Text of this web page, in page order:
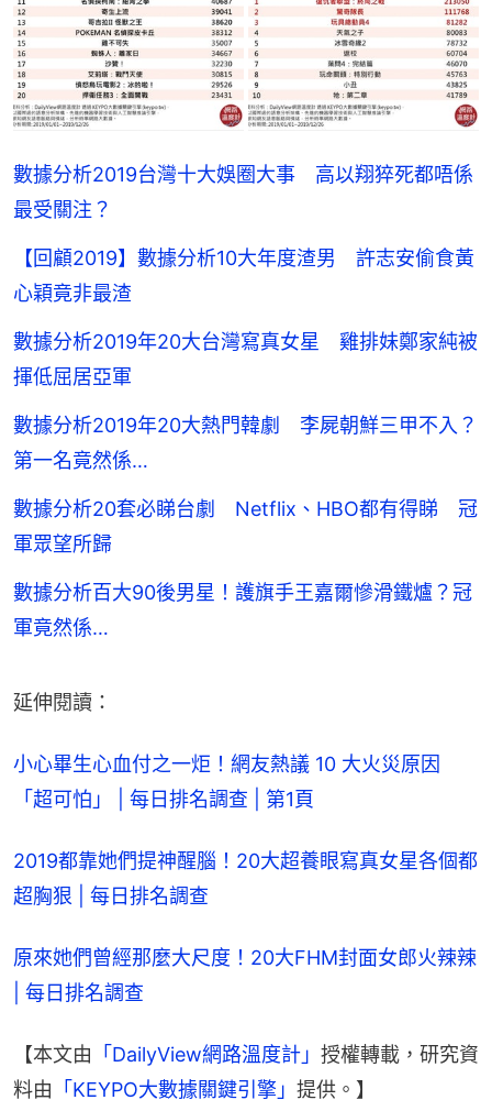
數據分析2019台灣十大娛圈大事 高以翔猝死都唔係
最受關注？
【回顧2019】數據分析10大年度渣男 許志安偷食黃
心穎竟非最渣
數據分析2019年20大台灣寫真女星 雞排妹鄭家純被
揮低屈居亞軍
數據分析2019年20大熱門韓劇 李屍朝鮮三甲不入？
第一名竟然係…
數據分析20套必睇台劇 Netflix、HBO都有得睇 冠
軍眾望所歸
數據分析百大90後男星！護旗手王嘉爾慘滑鐵爐？冠
軍竟然係…
延伸閱讀：
小心畢生心血付之一炬！網友熱議 10 大火災原因
「超可怕」 | 每日排名調查 | 第1頁
2019都靠她們提神醒腦！20大超養眼寫真女星各個都
超胸狠 | 每日排名調查
原來她們曾經那麼大尺度！20大FHM封面女郎火辣辣
| 每日排名調查
【本文由 「DailyView網路溫度計」 授權轉載，研究資
料由 「KEYPO大數據關鍵引擎」 提供。】